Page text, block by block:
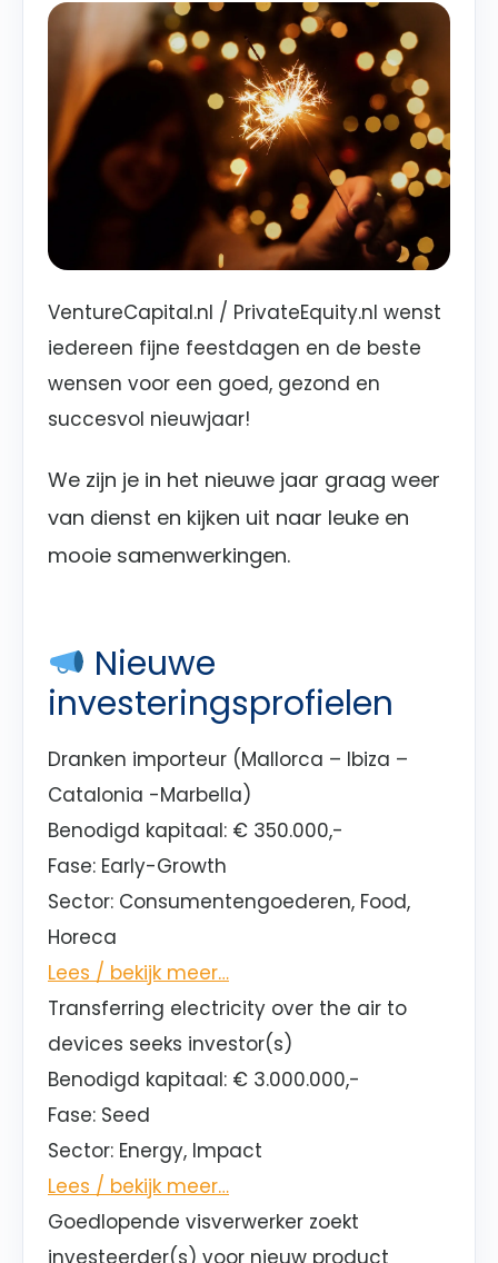
VentureCapital.nl / PrivateEquity.nl wenst
iedereen fijne feestdagen en de beste
wensen voor een goed, gezond en
succesvol nieuwjaar!
We zijn je in het nieuwe jaar graag weer
van dienst en kijken uit naar leuke en
mooie samenwerkingen.
Nieuwe
investeringsprofielen
Dranken importeur (Mallorca – Ibiza –
Catalonia -Marbella)
Benodigd kapitaal: € 350.000,-
Fase: Early-Growth
Sector: Consumentengoederen, Food,
Horeca
Lees / bekijk meer…
Transferring electricity over the air to
devices seeks investor(s)
Benodigd kapitaal: € 3.000.000,-
Fase: Seed
Sector: Energy, Impact
Lees / bekijk meer…
Goedlopende visverwerker zoekt
investeerder(s) voor nieuw product